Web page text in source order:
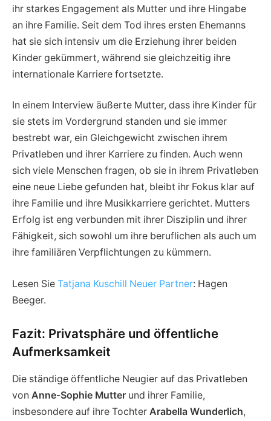
ihr starkes Engagement als Mutter und ihre Hingabe
an ihre Familie. Seit dem Tod ihres ersten Ehemanns
hat sie sich intensiv um die Erziehung ihrer beiden
Kinder gekümmert, während sie gleichzeitig ihre
internationale Karriere fortsetzte.
In einem Interview äußerte Mutter, dass ihre Kinder für
sie stets im Vordergrund standen und sie immer
bestrebt war, ein Gleichgewicht zwischen ihrem
Privatleben und ihrer Karriere zu finden. Auch wenn
sich viele Menschen fragen, ob sie in ihrem Privatleben
eine neue Liebe gefunden hat, bleibt ihr Fokus klar auf
ihre Familie und ihre Musikkarriere gerichtet. Mutters
Erfolg ist eng verbunden mit ihrer Disziplin und ihrer
Fähigkeit, sich sowohl um ihre beruflichen als auch um
ihre familiären Verpflichtungen zu kümmern.
Lesen Sie Tatjana Kuschill Neuer Partner: Hagen
Beeger.
Fazit: Privatsphäre und öffentliche
Aufmerksamkeit
Die ständige öffentliche Neugier auf das Privatleben
von Anne-Sophie Mutter und ihrer Familie,
insbesondere auf ihre Tochter Arabella Wunderlich,